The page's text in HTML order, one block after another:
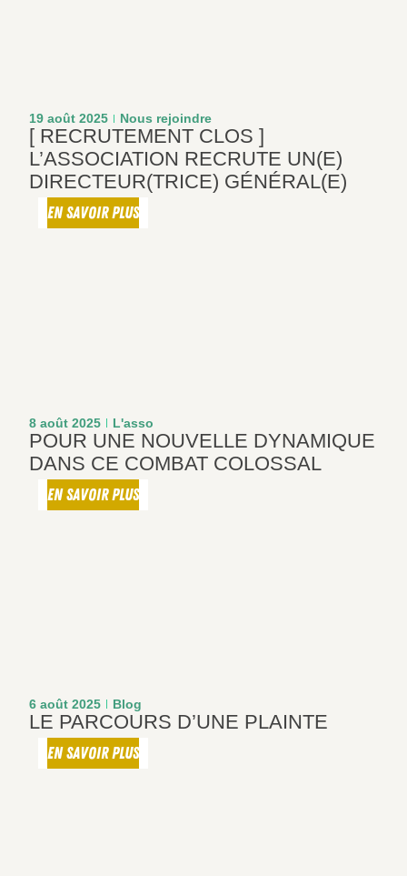
19 août 2025 Nous rejoindre
[ RECRUTEMENT CLOS ]
L’ASSOCIATION RECRUTE UN(E)
DIRECTEUR(TRICE) GÉNÉRAL(E)
EN SAVOIR PLUS
8 août 2025 L'asso
POUR UNE NOUVELLE DYNAMIQUE
DANS CE COMBAT COLOSSAL
EN SAVOIR PLUS
6 août 2025 Blog
LE PARCOURS D’UNE PLAINTE
EN SAVOIR PLUS